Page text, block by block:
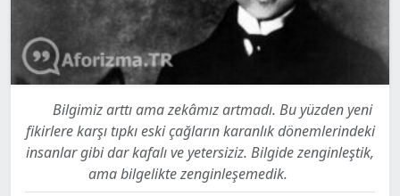
Bilgimiz arttı ama zekâmız artmadı. Bu yüzden yeni
fikirlere karşı tıpkı eski çağların karanlık dönemlerindeki
insanlar gibi dar kafalı ve yetersiziz. Bilgide zenginleştik,
ama bilgelikte zenginleşemedik.